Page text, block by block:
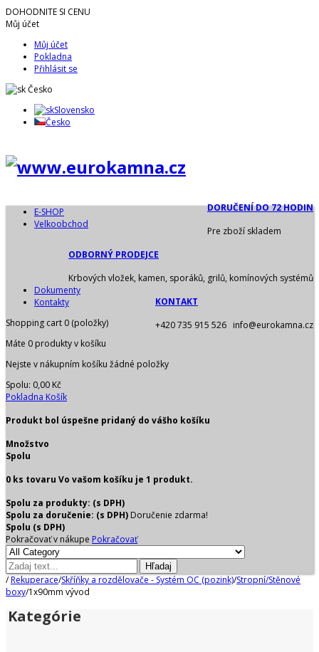
DOHODNITE SI CENU
Můj účet
Můj účet
Pokladna
Přihlásit se
Česko
Slovensko
Česko
DORUČENÍ DO 72 HODIN
Pre zboží skladem
ODBORNÝ PRODEJCE
Krbových vložek, kamen, sporáků, grilů, komínových systémů
KONTAKT
+420 735 915 526 info@eurokamna.cz
E-SHOP
Velkoobchod
Dokumenty
Kontakty
Shopping cart 0 (položky)
Máte 0 produkty v košíku
Nejste v nákupním košíku žádné položky
Spolu: 0,00 Kč
Pokladna Košík
Produkt bol úspešne pridaný do vášho košíku
Množstvo
Spolu
0 ks tovaru Vo vašom košíku je 1 produkt.
Spolu za produkty: (s DPH)
Spolu za doručenie: (s DPH) Doručenie zdarma!
Spolu (s DPH)
Pokračovať v nákupe Pokračovať
Hľadaj
/ Rekuperace/Skříňky a rozdělovače - Systém OC (pozink)/Stropní/Stěnové
boxy/1x90mm vývod
Kategórie